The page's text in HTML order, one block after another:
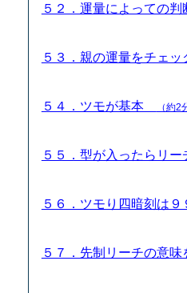
５２．運量によっての
５３．親の運量をチェ
５４．ツモが基本 （約2
５５．型が入ったらリ
５６．ツモり四暗刻は
５７．先制リーチの意